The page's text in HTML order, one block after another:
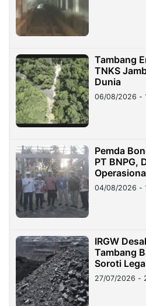
Tambang
TNKS
Dunia
06/08/2026 -
Pemda
PT BNPG,
04/08/2026 -
IRGW
Tambang
Soroti
Stockpile
27/07/2026 -